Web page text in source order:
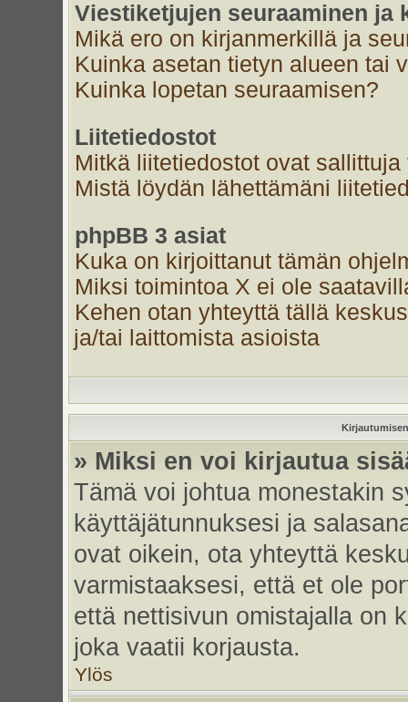
Viestiketjujen seuraaminen ja
Mikä ero on kirjanmerkillä ja
Kuinka asetan tietyn alueen tai
Kuinka lopetan seuraamisen?
Liitetiedostot
Mitkä liitetiedostot ovat
Mistä löydän lähettämäni
phpBB 3 asiat
Kuka on kirjoittanut tämän
Miksi toimintoa X ei ole
Kehen otan yhteyttä tällä
ja/tai laittomista asioista
» Miksi en voi kirjautua
Tämä voi johtua monestakin
käyttäjätunnuksesi ja
ovat oikein, ota yhteyttä
varmistaaksesi, että et ole
että nettisivun omistajalla on
joka vaatii korjausta.
Ylös